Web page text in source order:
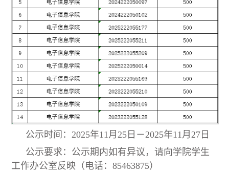
公示时间：2025年11月25日－2025年11月27日
公示要求：公示期内如有异议，请向学院学生
工作办公室反映（电话：85463875）